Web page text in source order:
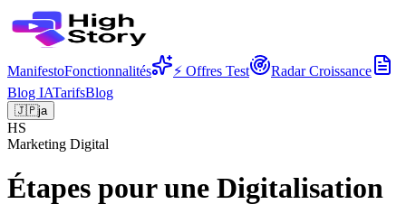
ManifestoFonctionnalités ⚡ Offres Test
Radar Croissance
Blog IATarifsBlog
🇯🇵ja
HS
Marketing Digital
Étapes pour une Digitalisation